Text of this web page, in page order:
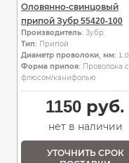
Оловянно-свинцовый
припой Зубр 55420-100
Производитель: Зубр
Тип: Припой
Диаметр проволоки, мм: 1.0
Форма припоя: Проволока с
флюсом/канифолью
1150 руб.
нет в наличии
УТОЧНИТЬ СРОК